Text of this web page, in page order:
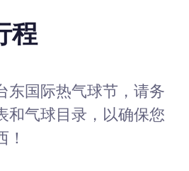
程
东国际热气球节，请务
和气球目录，以确保您